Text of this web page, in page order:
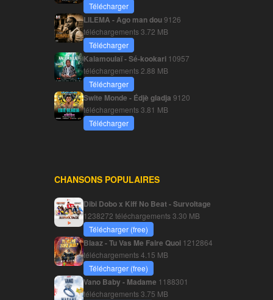
Télécharger
LILEMA - Ago man dou9126
téléchargements3.72 MB
Télécharger
Kalamoulaï - Sé-kookari 10957
téléchargements2.88 MB
Télécharger
Swite Monde - Édjè gladja 9120
téléchargements3.81 MB
Télécharger
CHANSONS POPULAIRES
Dibi Dobo x Kiff No Beat - Survoltage
1238272 téléchargements3.30 MB
Télécharger (free)
Blaaz - Tu Vas Me Faire Quoi 1212864
téléchargements4.15 MB
Télécharger (free)
Vano Baby - Madame 1188301
téléchargements3.75 MB